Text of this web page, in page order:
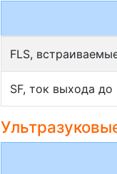
FLS,
SF, ток выхода до